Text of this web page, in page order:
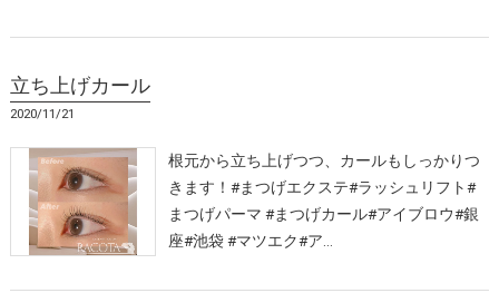
立ち上げカール
2020/11/21
根元から立ち上げつつ、カールもしっかりつ
きます！#まつげエクステ#ラッシュリフト#
まつげパーマ #まつげカール#アイブロウ#銀
座#池袋 #マツエク#ア…